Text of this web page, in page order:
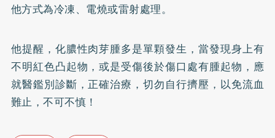
他方式為冷凍、電燒或雷射處理。
他提醒，化膿性肉芽腫多是單顆發生，當發現身上有
不明紅色凸起物，或是受傷後於傷口處有腫起物，應
就醫鑑別診斷，正確治療，切勿自行擠壓，以免流血
難止，不可不慎！